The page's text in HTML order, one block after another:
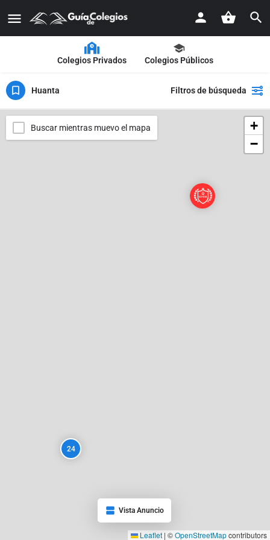
Colegios Privados Colegios Públicos
Huanta Filtros de búsqueda
24
+
−
Leaflet | ©OpenStreetMapcontributors
Buscar mientras muevo el mapa
Vista Anuncio